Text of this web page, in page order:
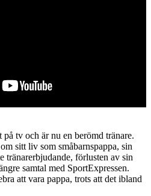
tv och är nu en berömd tränare.
sitt liv som småbarnspappa, sin
tränarerbjudande, förlusten av sin
samtal med SportExpressen.
att vara pappa, trots att det ibland